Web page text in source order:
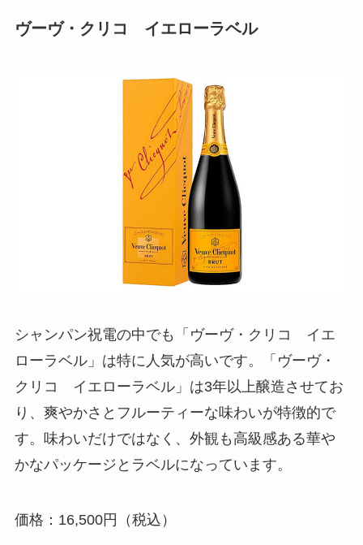
祝電の送り方
弔電の送り方
冠婚葬祭マナー
電報活用術
電報コラム
ヴーヴ・クリコ イエローラベル
シャンパン祝電の中でも「ヴーヴ・クリコ イエ
ローラベル」は特に人気が高いです。「ヴーヴ・
クリコ イエローラベル」は3年以上醸造させてお
り、爽やかさとフルーティーな味わいが特徴的で
す。味わいだけではなく、外観も高級感ある華や
かなパッケージとラベルになっています。
価格：16,500円（税込）